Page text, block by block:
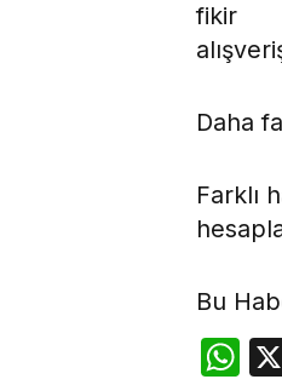
fikir
Daha
Farklı
Bu